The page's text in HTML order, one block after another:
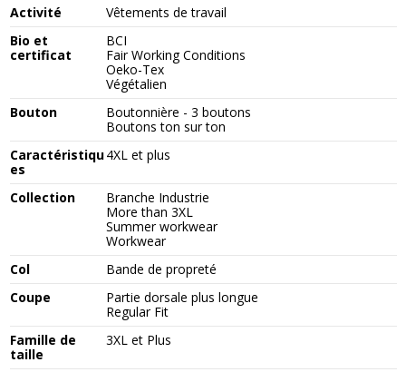
Activité
Vêtements de travail
Bio et
certificat
BCI
Fair Working Conditions
Oeko-Tex
Végétalien
Bouton
Boutonnière - 3 boutons
Boutons ton sur ton
Caractéristiqu
es
4XL et plus
Collection
Branche Industrie
More than 3XL
Summer workwear
Workwear
Col
Bande de propreté
Coupe
Partie dorsale plus longue
Regular Fit
Famille de
taille
3XL et Plus